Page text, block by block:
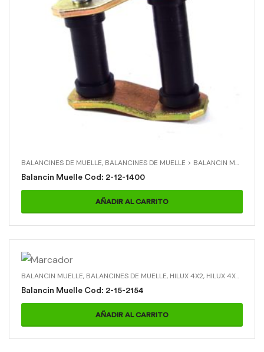
BALANCINES DE MUELLE, BALANCINES DE MUELLE > BALANCIN MUELLE
Balancin Muelle Cod: 2-12-1400
AÑADIR AL CARRITO
BALANCIN MUELLE, BALANCINES DE MUELLE, HILUX 4X2, HILUX 4X4
Balancin Muelle Cod: 2-15-2154
AÑADIR AL CARRITO